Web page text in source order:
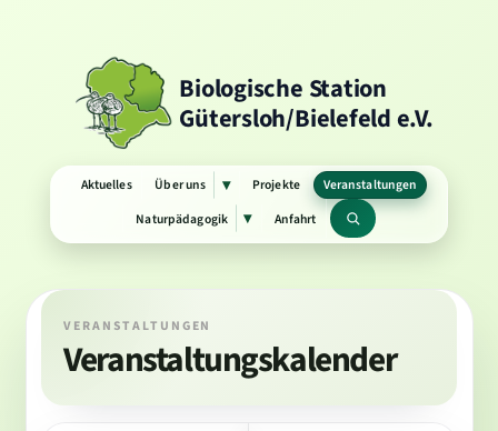
Biologische Station
Gütersloh/Bielefeld e.V.
Aktuelles Über uns ▾Untermenü
öffnen
Projekte
Veranstaltungen
Naturpädagogik
▾Untermenü
öffnen
Anfahrt Suchbegriff
VERANSTALTUNGEN
Veranstaltungskalender